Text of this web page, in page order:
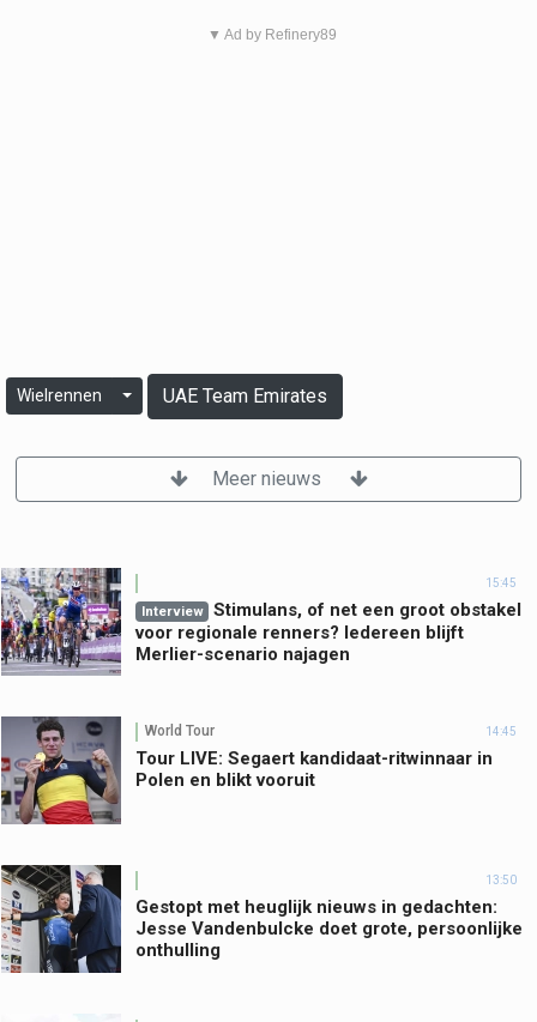
▼ Ad by Refinery89
Wielrennen UAE Team Emirates
Meer nieuws
15:45
Interview
Stimulans, of net een groot obstakel
voor regionale renners? Iedereen blijft
Merlier-scenario najagen
World Tour 14:45
Tour LIVE: Segaert kandidaat-ritwinnaar in
Polen en blikt vooruit
13:50
Gestopt met heuglijk nieuws in gedachten:
Jesse Vandenbulcke doet grote, persoonlijke
onthulling